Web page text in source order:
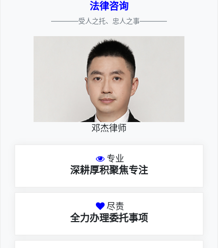
法律咨询
————受人之托、忠人之事————
邓杰律师
专业
深耕厚积聚焦专注
尽责
全力办理委托事项